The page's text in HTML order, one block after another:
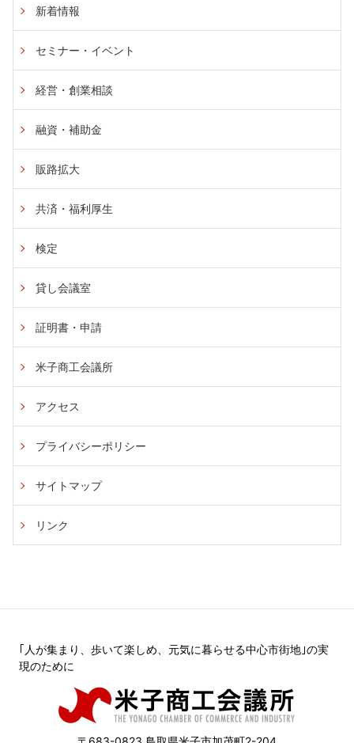
新着情報
セミナー・イベント
経営・創業相談
融資・補助金
販路拡大
共済・福利厚生
検定
貸し会議室
証明書・申請
米子商工会議所
アクセス
プライバシーポリシー
サイトマップ
リンク
｢人が集まり、歩いて楽しめ、元気に暮らせる中心市街地｣の実
現のために